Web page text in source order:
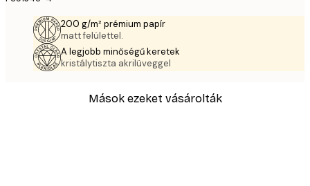
200 g/m² prémium papír
matt felülettel.
A legjobb minőségű keretek
kristálytiszta akrilüveggel
Mások ezeket vásárolták